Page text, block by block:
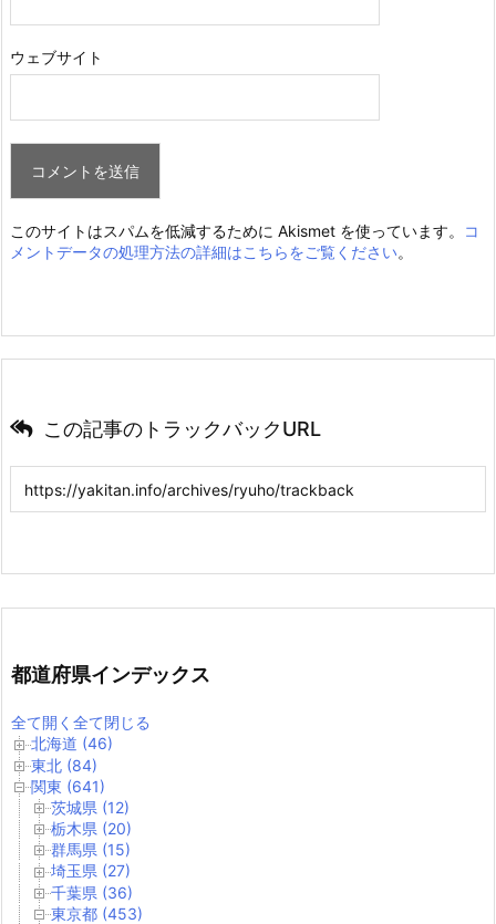
ウェブサイト
このサイトはスパムを低減するために Akismet を使っています。
コ
メントデータの処理方法の詳細はこちらをご覧ください。
この記事のトラックバックURL
都道府県インデックス
全て開く 全て閉じる
北海道 (46)
東北 (84)
関東 (641)
茨城県 (12)
栃木県 (20)
群馬県 (15)
埼玉県 (27)
千葉県 (36)
東京都 (453)